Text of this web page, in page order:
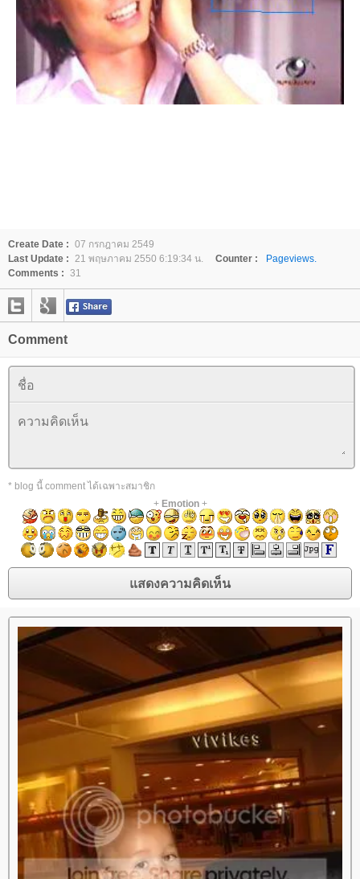
Create Date : 07 กรกฎาคม 2549
Last Update : 21 พฤษภาคม 2550 6:19:34 น. Counter :
Pageviews.
Comments : 31
Comment
* blog นี้ comment ได้เฉพาะสมาชิก
+ Emotion+